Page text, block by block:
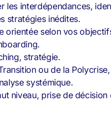
les interdépendances,
stratégies inédites.
orientée selon vos
stratégie.
ou de la
systémique.
niveau, prise de décision